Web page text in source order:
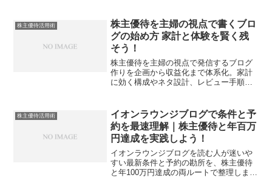
株主優待活用術
株主優待を主婦の視点で書くブロ
グの始め方 家計と体験を賢く残
そう！
株主優待を主婦の視点で発信するブログ
作りを企画から収益化まで体系化。家計
に効く構成やネタ設計、レビュー手順、
株主優待活用術
イオンラウンジブログで条件と予
約を最速理解｜株主優待と年百万
円達成を実践しよう！
イオンラウンジブログを読む人が迷いや
すい最新条件と予約の勘所を、株主優待
と年100万円達成の両ルートで整理しま